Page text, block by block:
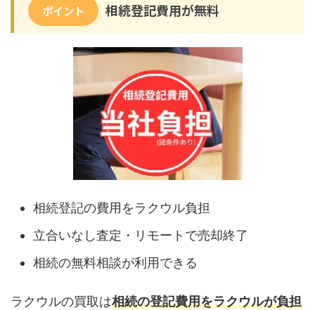
ポイント 相続登記費用が無料
相続登記の費用をラクウル負担
立合いなし査定・リモートで売却終了
相続の無料相談が利用できる
ラクウルの買取は相続の登記費用をラクウルが負担